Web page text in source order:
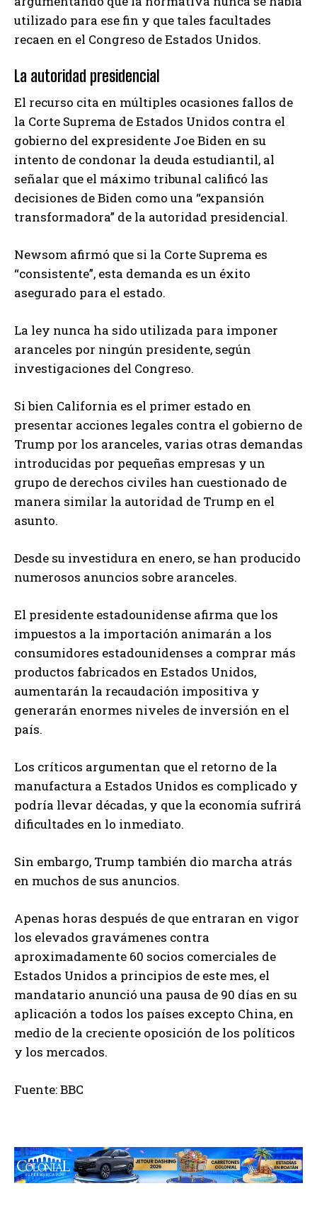
utilizado para ese fin y que tales facultades
recaen en el Congreso de Estados Unidos.
La autoridad presidencial
El recurso cita en múltiples ocasiones fallos de
la Corte Suprema de Estados Unidos contra el
gobierno del expresidente Joe Biden en su
intento de condonar la deuda estudiantil, al
señalar que el máximo tribunal calificó las
decisiones de Biden como una “expansión
transformadora” de la autoridad presidencial.
Newsom afirmó que si la Corte Suprema es
“consistente”, esta demanda es un éxito
asegurado para el estado.
La ley nunca ha sido utilizada para imponer
aranceles por ningún presidente, según
investigaciones del Congreso.
Si bien California es el primer estado en
presentar acciones legales contra el gobierno de
Trump por los aranceles, varias otras demandas
introducidas por pequeñas empresas y un
grupo de derechos civiles han cuestionado de
manera similar la autoridad de Trump en el
asunto.
Desde su investidura en enero, se han producido
numerosos anuncios sobre aranceles.
El presidente estadounidense afirma que los
impuestos a la importación animarán a los
consumidores estadounidenses a comprar más
productos fabricados en Estados Unidos,
aumentarán la recaudación impositiva y
generarán enormes niveles de inversión en el
país.
Los críticos argumentan que el retorno de la
manufactura a Estados Unidos es complicado y
podría llevar décadas, y que la economía sufrirá
dificultades en lo inmediato.
Sin embargo, Trump también dio marcha atrás
en muchos de sus anuncios.
Apenas horas después de que entraran en vigor
los elevados gravámenes contra
aproximadamente 60 socios comerciales de
Estados Unidos a principios de este mes, el
mandatario anunció una pausa de 90 días en su
aplicación a todos los países excepto China, en
medio de la creciente oposición de los políticos
y los mercados.
Fuente: BBC